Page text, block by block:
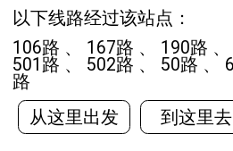
以下线路经过该站点：
106路 、 167路 、 190路 、 20路 、 319路 、
501路 、 502路 、 50路 、 60路 、 66路 、 87
路
从这里出发
到这里去